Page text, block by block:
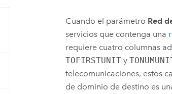
Cuando el parámetro Red
servicios que contenga una
requiere cuatro columnas
TOFIRSTUNITy
telecomunicaciones, estos
de dominio de destino es